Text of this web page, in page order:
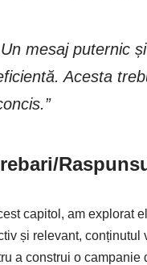
mesaj puternic
Acesta
capitol, am explorat
și relevant,
a construi o campanie